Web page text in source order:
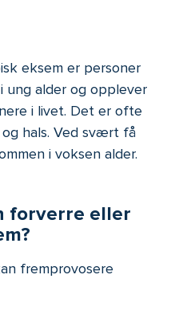
eksem er personer
ung alder og opplever
i livet. Det er ofte
hals. Ved svært få
i voksen alder.
forverre eller
fremprovosere